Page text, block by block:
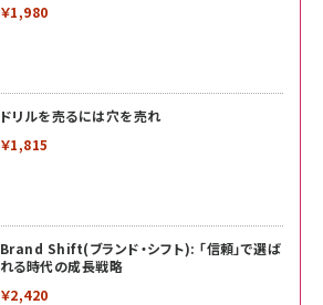
￥1,980
ドリルを売るには穴を売れ
￥1,815
Brand Shift(ブランド・シフト): 「信頼」で選ば
れる時代の成長戦略
￥2,420